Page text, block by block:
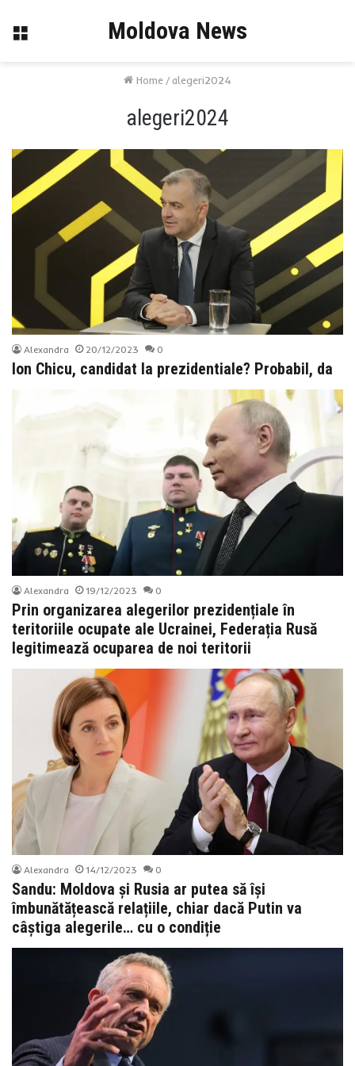
Menu Moldova News
Home /alegeri2024
alegeri2024
Alexandra 20/12/2023 0
Ion Chicu, candidat la prezidentiale? Probabil, da
Alexandra 19/12/2023 0
Prin organizarea alegerilor prezidențiale în
teritoriile ocupate ale Ucrainei, Federația Rusă
legitimează ocuparea de noi teritorii
Alexandra 14/12/2023 0
Sandu: Moldova și Rusia ar putea să își
îmbunătățească relațiile, chiar dacă Putin va
câștiga alegerile… cu o condiție